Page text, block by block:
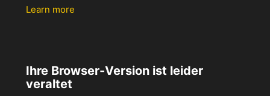
Learn more
Ihre Browser-Version ist leider
veraltet